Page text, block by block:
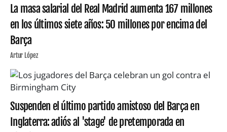
La masa salarial del Real Madrid aumenta 167 millones
en los últimos siete años: 50 millones por encima del
Barça
Artur López
Suspenden el último partido amistoso del Barça en
Inglaterra: adiós al 'stage' de pretemporada en